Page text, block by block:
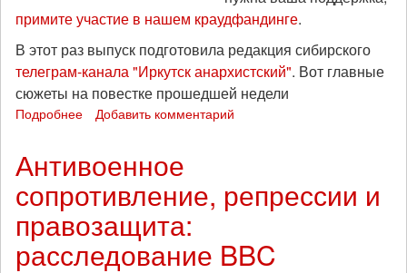
примите участие в нашем краудфандинге.
В этот раз выпуск подготовила редакция сибирского
телеграм-канала "Иркутск анархистский". Вот главные
сюжеты на повестке прошедшей недели
Подробнее
едем
"Тренды
порядка
и
хаоса",
Добавить комментарий
Антивоенное
сопротивление, репрессии и
правозащита:
расследование BBC